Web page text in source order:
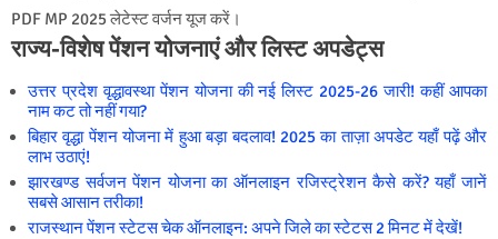
PDF MP 2025 लेटेस्ट वर्जन यूज करें।
राज्य-विशेष पेंशन योजनाएं और लिस्ट अपडेट्स
उत्तर प्रदेश वृद्धावस्था पेंशन योजना की नई लिस्ट 2025-26 जारी! कहीं आपका
नाम कट तो नहीं गया?
बिहार वृद्धा पेंशन योजना में हुआ बड़ा बदलाव! 2025 का ताज़ा अपडेट यहाँ पढ़ें और
लाभ उठाएं!
झारखण्ड सर्वजन पेंशन योजना का ऑनलाइन रजिस्ट्रेशन कैसे करें? यहाँ जानें
सबसे आसान तरीका!
राजस्थान पेंशन स्टेटस चेक ऑनलाइन: अपने जिले का स्टेटस 2 मिनट में देखें!